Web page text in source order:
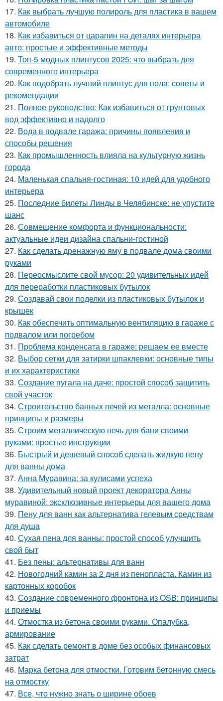
17. Как выбрать лучшую полироль для пластика в вашем
автомобиле
18. Как избавиться от царапин на деталях интерьера
авто: простые и эффективные методы
19. Топ-5 модных плинтусов 2025: что выбрать для
современного интерьера
20. Как подобрать лучший плинтус для пола: советы и
рекомендации
21. Полное руководство: Как избавиться от грунтовых
вод эффективно и надолго
22. Вода в подвале гаража: причины появления и
способы решения
23. Как промышленность влияла на культурную жизнь
города
24. Маленькая спальня-гостиная: 10 идей для удобного
интерьера
25. Последние билеты Линды в Челябинске: не упустите
шанс
26. Совмещение комфорта и функциональности:
актуальные идеи дизайна спальни-гостиной
27. Как сделать дренажную яму в подвале дома своими
руками
28. Переосмыслите свой мусор: 20 удивительных идей
для переработки пластиковых бутылок
29. Создавай свои поделки из пластиковых бутылок и
крышек
30. Как обеспечить оптимальную вентиляцию в гараже с
подвалом или погребом
31. Проблема конденсата в гараже: решаем ее вместе
32. Выбор сетки для затирки шпаклевки: основные типы
и их характеристики
33. Создание пугала на даче: простой способ защитить
свой участок
34. Строительство банных печей из металла: основные
принципы и размеры
35. Строим металлическую печь для бани своими
руками: простые инструкции
36. Быстрый и дешевый способ сделать жидкую пену
для ванны дома
37. Анна Муравина: за кулисами успеха
38. Удивительный новый проект декоратора Анны
муравиной: эксклюзивные интерьеры для вашего дома
39. Пену для ванн как альтернатива гелевым средствам
для душа
40. Сухая пена для ванны: простой способ улучшить
свой быт
41. Без пены: альтернативы для ванн
42. Новогодний камин за 2 дня из пенопласта. Камин из
картонных коробок
43. Создание современного фронтона из OSB: принципы
и приемы
44. Отмостка из бетона своими руками. Опалубка,
армирование
45. Как сделать ремонт в доме без особых финансовых
затрат
46. Марка бетона для отмостки. Готовим бетонную смесь
на отмостку
47. Все, что нужно знать о ширине обоев